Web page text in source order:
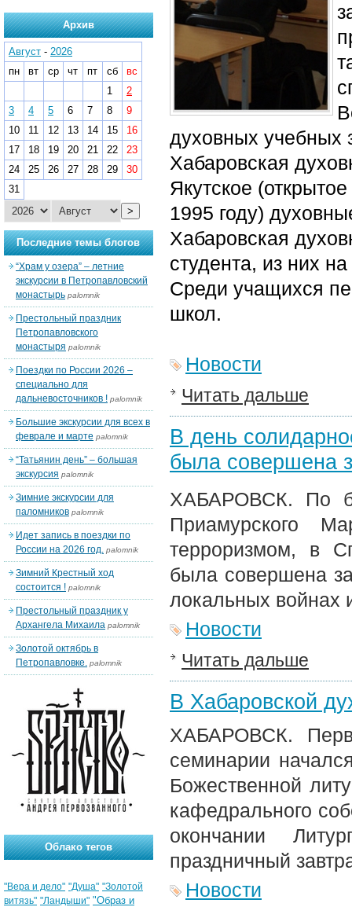
духовных учебных
Хабаровская
Якутское
1995 году)
Хабаровская
студента, из них
Среди учащихся
школ.
Новости
Читать дальше
В день
была совершена
ХАБАРОВСК. По
Приамурского
терроризмом, в
была совершена
локальных войнах
Новости
Читать дальше
В Хабаровской
ХАБАРОВСК.
семинарии
Божественной
кафедрального
окончании
праздничный
Новости
Архив
Август - 2026
пн
вт ср чт пт сб
вс
1
2
3
4 5 6 7 8
9
10
11 12 13 14 15
16
17
18 19 20 21 22
23
24
25 26 27 28 29
30
31
>
Последние темы блогов
“Храм у озера” – летние
экскурсии в Петропавловский
монастырь palomnik
Престольный праздник
Петропавловского
монастыря palomnik
Поездки по России 2026 –
специально для
дальневосточников ! palomnik
Большие экскурсии для всех в
феврале и марте palomnik
“Татьянин день” – большая
экскурсия palomnik
Зимние экскурсии для
паломников palomnik
Идет запись в поездки по
России на 2026 год. palomnik
Зимний Крестный ход
состоится ! palomnik
Престольный праздник у
Архангела Михаила palomnik
Золотой октябрь в
Петропавловке. palomnik
Облако тегов
"Вера и дело" "Душа" "Золотой
витязь" "Ландыши" "Образ и